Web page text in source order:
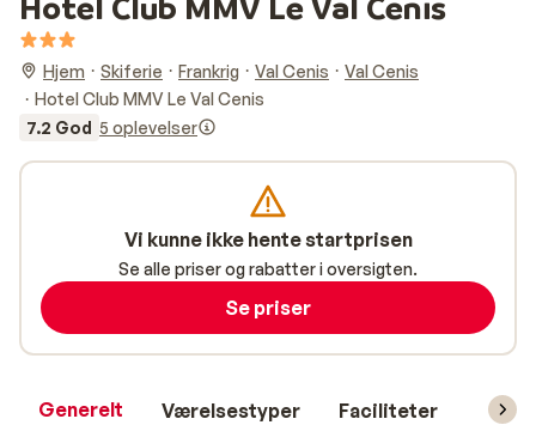
Hjem Skiferie Frankrig Val Cenis
Val Cenis
Hotel Club MMV Le Val Cenis
7.2 God 5 oplevelser
Generelt Værelsestyper Faciliteter
Vi kunne ikke hente startprisen
Se alle priser og rabatter i oversigten.
Se priser